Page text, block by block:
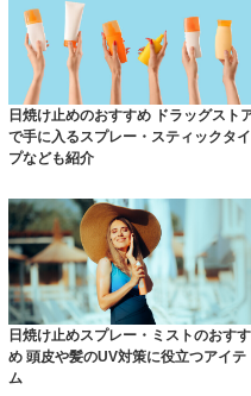
日焼け止めのおすすめ ドラッグスト
で手に入るスプレー・スティックタイ
プなども紹介
日焼け止めスプレー・ミストのおすす
め 頭皮や髪のUV対策に役立つアイテ
ム